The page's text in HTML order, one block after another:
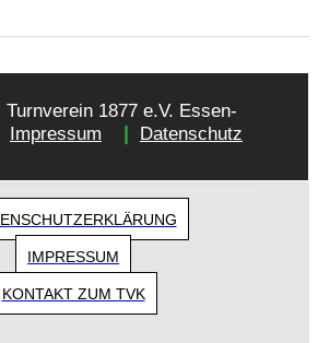
1877 e.V. Essen-
Impressum | Datenschutz
IMPRESSUM
KONTAKT ZUM TVK